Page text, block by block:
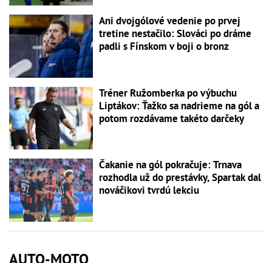
Ani dvojgólové vedenie po prvej
tretine nestačilo: Slováci po dráme
padli s Fínskom v boji o bronz
Tréner Ružomberka po výbuchu
Liptákov: Ťažko sa nadrieme na gól a
potom rozdávame takéto darčeky
Čakanie na gól pokračuje: Trnava
rozhodla už do prestávky, Spartak dal
nováčikovi tvrdú lekciu
AUTO-MOTO